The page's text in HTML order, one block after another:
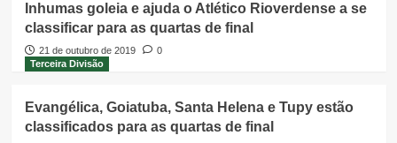
Inhumas goleia e ajuda o Atlético Rioverdense a se
classificar para as quartas de final
21 de outubro de 2019
0
Terceira Divisão
Evangélica, Goiatuba, Santa Helena e Tupy estão
classificados para as quartas de final